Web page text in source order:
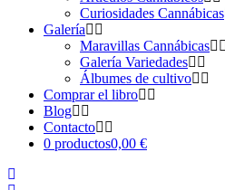
Curiosidades Cannábicas
Galería
Maravillas Cannábicas
Galería Variedades
Álbumes de cultivo
Comprar el libro
Blog
Contacto
0 productos0,00 €